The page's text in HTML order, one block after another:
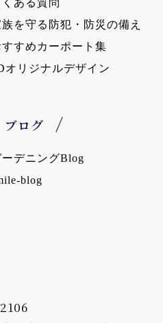
くある質問
族を守る防犯・防災の備え
すすめカーポート集
オリジナルデザイン
ブログ
ーデニングBlog
blog